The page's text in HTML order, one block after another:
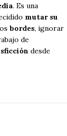
. Es una
mutar su
bordes, ignorar
de
desde